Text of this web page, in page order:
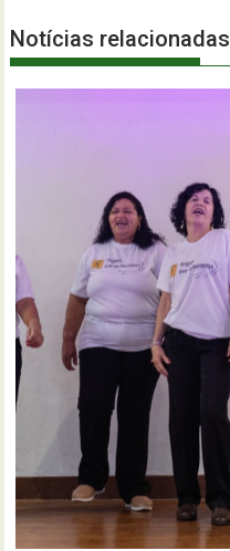
Notícias relacionadas